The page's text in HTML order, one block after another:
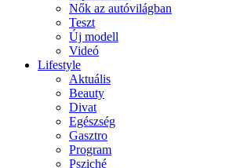
Nők az autóvilágban
Teszt
Új modell
Videó
Lifestyle
Aktuális
Beauty
Divat
Egészség
Gasztro
Program
Psziché